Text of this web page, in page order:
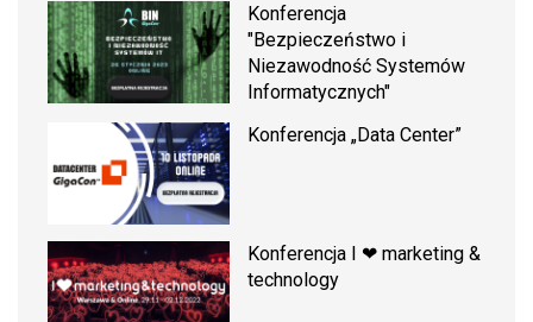
Konferencja
"Bezpieczeństwo i
Niezawodność Systemów
Informatycznych"
Konferencja „Data Center”
Konferencja I ❤ marketing &
technology